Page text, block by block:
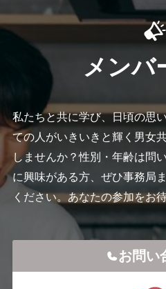
メンバ
私たちと共に学び、⽇頃の思
ての人がいきいきと輝く男⼥
しませんか？性別・年齢は問
に興味がある方、ぜひ事務局
ください。あなたの参加をお
お問い